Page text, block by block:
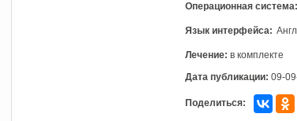
Операционная система:
Язык интерфейса:
Лечение: в комплекте
Дата публикации: 09-
Поделиться: